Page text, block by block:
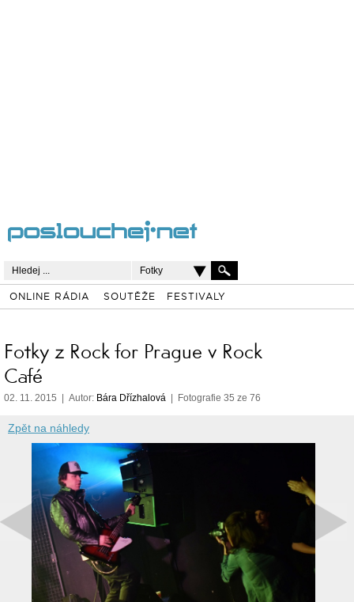
Fotky
ONLINE RÁDIA SOUTĚŽE FESTIVALY
Fotky z Rock for Prague v Rock
Café
02. 11. 2015 | Autor: Bára Dřízhalová | Fotografie 35 ze 76
Zpět na náhledy